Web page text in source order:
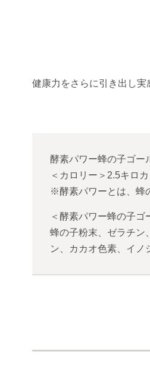
健康力をさらに引き出し実
酵素パワー蜂の子ゴー
＜カロリー＞2.5キロ
※酵素パワーとは、蜂
＜酵素パワー蜂の子ゴ
蜂の子粉末、ゼラチン
ン、カカオ色素、イノ